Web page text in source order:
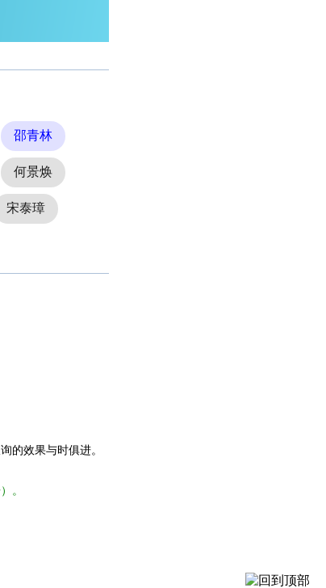
邵青林
何景焕
宋泰璋
的效果与时俱进。
。